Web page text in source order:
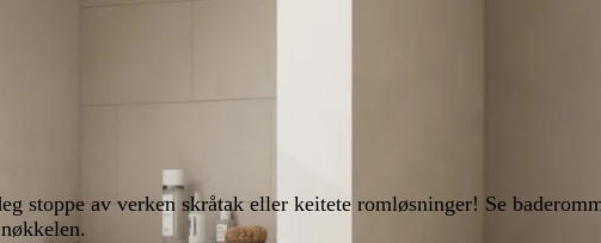
stoppe av verken skråtak eller keitete romløsninger! Se